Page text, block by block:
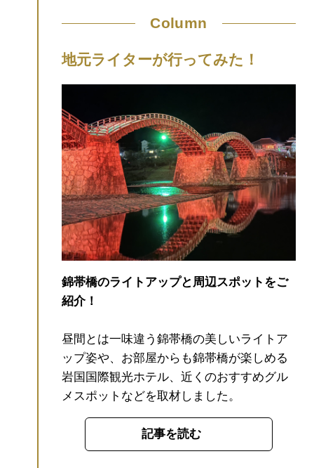
地元ライターが行ってみた！
錦帯橋のライトアップと周辺スポットをご
紹介！
昼間とは一味違う錦帯橋の美しいライトア
ップ姿や、お部屋からも錦帯橋が楽しめる
岩国国際観光ホテル、近くのおすすめグル
メスポットなどを取材しました。
記事を読む